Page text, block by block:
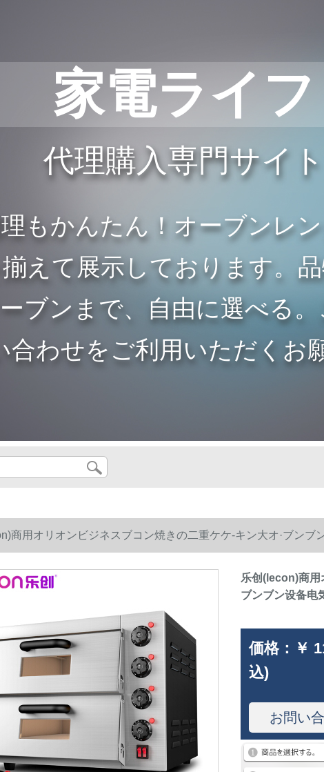
家電ライフ
代理購入専門サイト
もかんたん！オーブンレ
えて展示しております。
ブンまで、自由に選べる
合わせをご利用いただくお
商用オリオンビジネスブコン焼きの二重ケケ-キン大オ·ブンブ
乐创(lecon)商用
ブンブン设备电
価格： ￥
込)
お問い